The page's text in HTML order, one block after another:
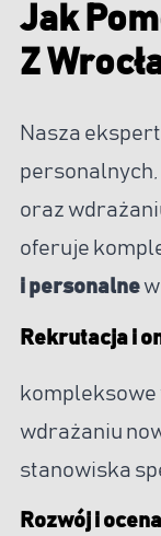
Jak
Z
Nasza
oraz
oferuje
i personalne
Rekrutacja i
wdrażaniu
stanowiska
Rozwój i